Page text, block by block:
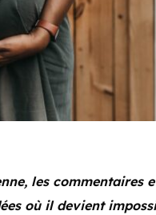
les commentaires
où il devient